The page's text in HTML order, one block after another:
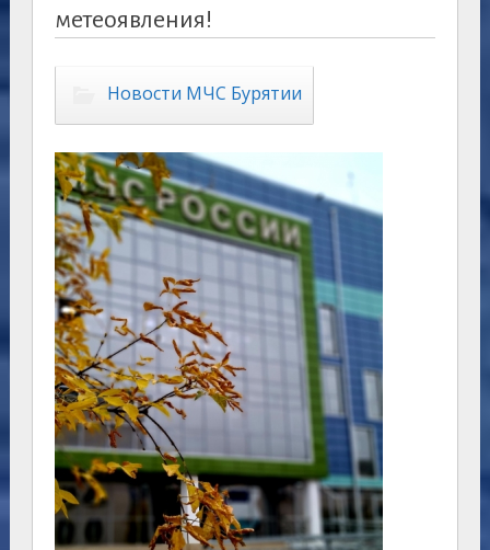
метеоявления!
Новости МЧС Бурятии